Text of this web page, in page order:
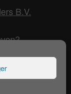
B.V.